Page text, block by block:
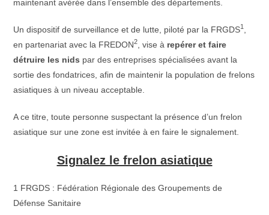
maintenant avérée dans l’ensemble des départements.
Un dispositif de surveillance et de lutte, piloté par la FRGDS1
en partenariat avec la FREDON2 , vise à repérer et faire
détruire les nids par des entreprises spécialisées avant la
sortie des fondatrices, afin de maintenir la population de frelons
asiatiques à un niveau acceptable.
A ce titre, toute personne suspectant la présence d’un frelon
asiatique sur une zone est invitée à en faire le signalement.
Signalez le frelon asiatique
1 FRGDS : Fédération Régionale des Groupements de
Défense Sanitaire